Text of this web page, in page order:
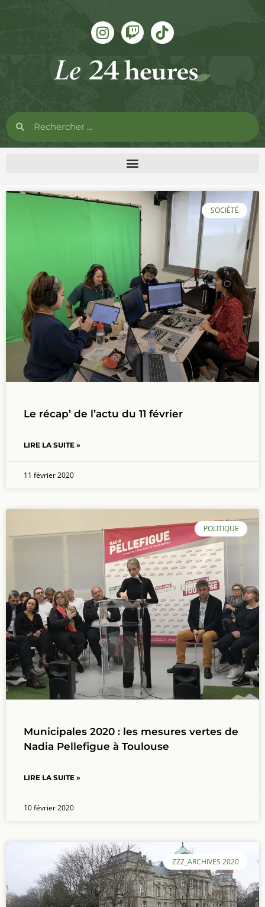
SOCIÉTÉ
Le récap’ de l’actu du 11 février
LIRE LA SUITE »
11 février 2020
POLITIQUE
Municipales 2020 : les mesures vertes de
Nadia Pellefigue à Toulouse
LIRE LA SUITE »
10 février 2020
ZZZ_ARCHIVES 2020